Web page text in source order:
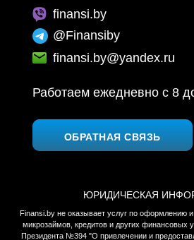
finansi.by
@Finansiby
finansi.by@yandex.ru
Работаем ежедневно c 8
ОБРАТНАЯ СВЯЗЬ
ЮРИДИЧЕСКАЯ
Finansi.by не оказывает услуг по оформлению
микрозаймов, кредитов и других финансовых
Президента №394 "О привлечении и